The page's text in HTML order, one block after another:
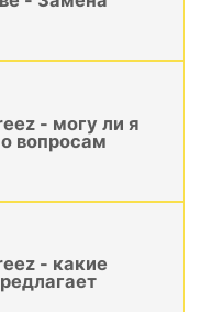
- могу ли я
вопросам
- какие